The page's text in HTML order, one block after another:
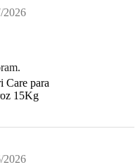
2026
Care para
15Kg
2026